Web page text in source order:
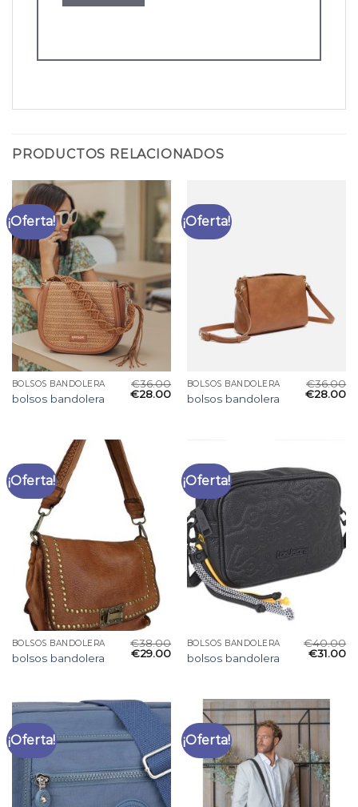
PRODUCTOS RELACIONADOS
¡Oferta!
BOLSOS BANDOLERA
bolsos bandolera
€36.00
€28.00
¡Oferta!
BOLSOS BANDOLERA
bolsos bandolera
€36.00
€28.00
¡Oferta!
BOLSOS BANDOLERA
bolsos bandolera
€38.00
€29.00
¡Oferta!
BOLSOS BANDOLERA
bolsos bandolera
€40.00
€31.00
¡Oferta! ¡Oferta!